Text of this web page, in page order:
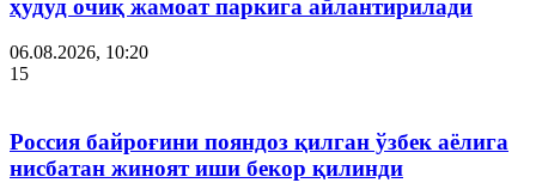
ҳудуд очиқ жамоат паркига айлантирилади
06.08.2026, 10:20
15
Россия байроғини пояндоз қилган ўзбек аёлига
нисбатан жиноят иши бекор қилинди